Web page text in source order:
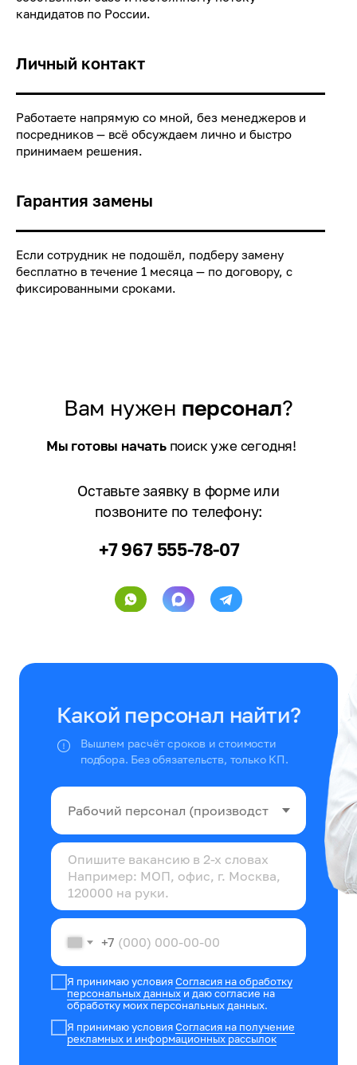
кандидатов по России.
Личный контакт
Работаете напрямую со мной, без менеджеров и
посредников — всё обсуждаем лично и быстро
принимаем решения.
Гарантия замены
Если сотрудник не подошёл, подберу замену
бесплатно в течение 1 месяца — по договору, с
фиксированными сроками.
Вам нужен персонал?
+7 967 555-78-07
Оставьте заявку в форме или
позвоните по телефону:
Мы готовы начатьпоиск уже сегодня!
Какой персонал найти?
Вышлем расчёт сроков и стоимости
подбора. Без обязательств, только КП.
+7
Я принимаю условияСогласия на обработку
персональных данных и даю согласие на
обработку моих персональных данных.
Я принимаю условияСогласия на получение
рекламных и информационных рассылок